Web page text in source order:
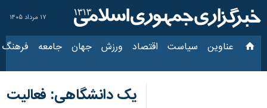
۱۷ مرداد ۱۴۰۵
عناوین‌ سیاست اقتصاد ورزش جهان جامعه فرهنگ
یک دانشگاهی: فعالیت